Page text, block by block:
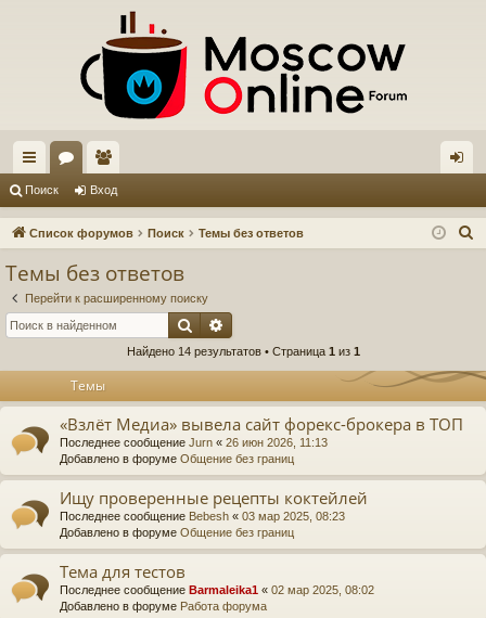
с
ы ум
ол
ьз
ел
д
Поиск Вход
Список форумов Поиск Темы без ответов
Темы без ответов
Перейти к расширенному поиску
Поиск
Найдено 14 результатов • Страница 1 из 1
Темы
«Взлёт Медиа» вывела сайт форекс-брокера в ТОП
Последнее сообщение Jurn « 26 июн 2026, 11:13
Добавлено в форуме Общение без границ
Ищу проверенные рецепты коктейлей
Последнее сообщение Bebesh « 03 мар 2025, 08:23
Добавлено в форуме Общение без границ
Тема для тестов
Последнее сообщение Barmaleika1 « 02 мар 2025, 08:02
Добавлено в форуме Работа форума